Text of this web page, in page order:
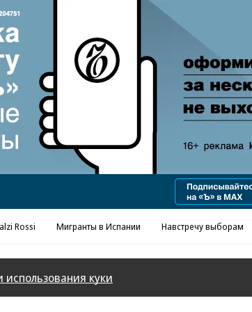
Реклама в «Ъ» www.kommersant.ru/ad
Rossi Мигранты в Испании Навстречу выборам
использования куки